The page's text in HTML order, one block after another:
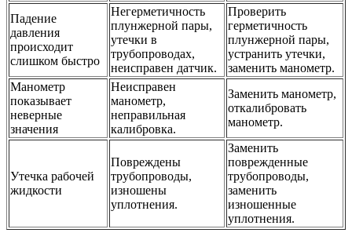
Падение
давления
происходит
слишком быстро
Негерметичность
плунжерной пары,
утечки в
трубопроводах,
неисправен датчик.
Проверить
герметичность
плунжерной пары,
устранить утечки,
заменить манометр.
Манометр
показывает
неверные
значения
Неисправен
манометр,
неправильная
калибровка.
Заменить манометр,
откалибровать
манометр.
Утечка рабочей
жидкости
Повреждены
трубопроводы,
изношены
уплотнения.
Заменить
поврежденные
трубопроводы,
заменить
изношенные
уплотнения.